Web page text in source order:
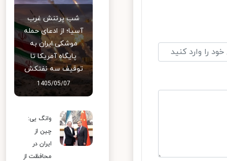
شب پرتنش غرب
آسیا؛ از ادعای حمله
موشکی ایران به
پایگاه آمریکا تا
توقیف سه نفتکش
1405/05/07
وانگ یی:
چین از
ایران در
محافظت از